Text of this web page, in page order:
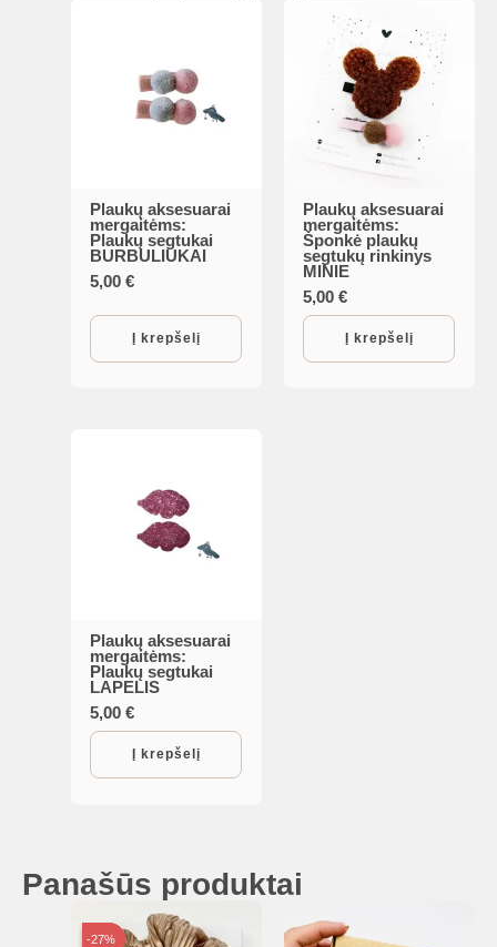
Plaukų aksesuarai
mergaitėms:
Plaukų segtukai
BURBULIUKAI
5,00€
Į krepšelį
Plaukų aksesuarai
mergaitėms:
Šponkė plaukų
segtukų rinkinys
MINIE
5,00€
Į krepšelį
Plaukų aksesuarai
mergaitėms:
Plaukų segtukai
LAPELIS
5,00€
Į krepšelį
Panašūs produktai
-27%
-27%